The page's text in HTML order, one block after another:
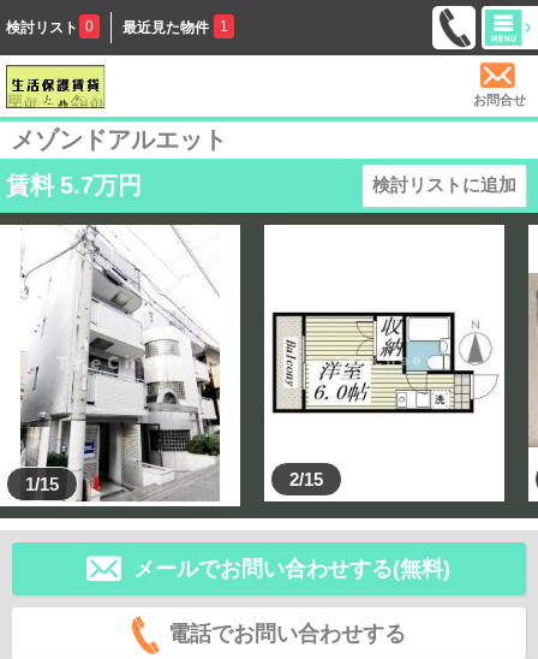
検討リスト 0 最近見た物件 1
お問合せ
メゾンドアルエット
賃料 5.7万円 検討リストに追加
1/15 2/15
メールでお問い合わせする(無料)
電話でお問い合わせする